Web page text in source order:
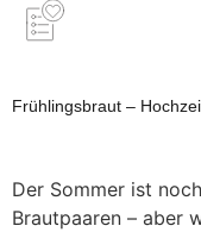
Frühlingsbraut –
Der Sommer ist
Brautpaaren – aber